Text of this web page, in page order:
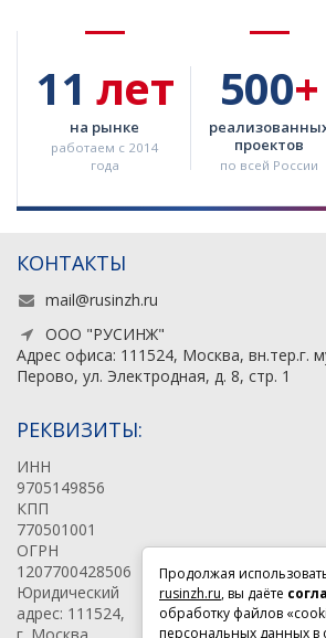
11 лет
на рынке
работаем с 2014
года
500+
проектов
по всей России
КОНТАКТЫ
mail@rusinzh.ru
ООО "РУСИНЖ"
Адрес офиса: 111524, Москва, вн.тер.г.
Перово, ул. Электродная, д. 8, стр. 1
РЕКВИЗИТЫ:
ИНН
9705149856
КПП
770501001
ОГРН
1207700428506
Юридический
адрес: 111524,
Продолжая
rusinzh.ru, вы даёте
обработку файлов
персональных данных в